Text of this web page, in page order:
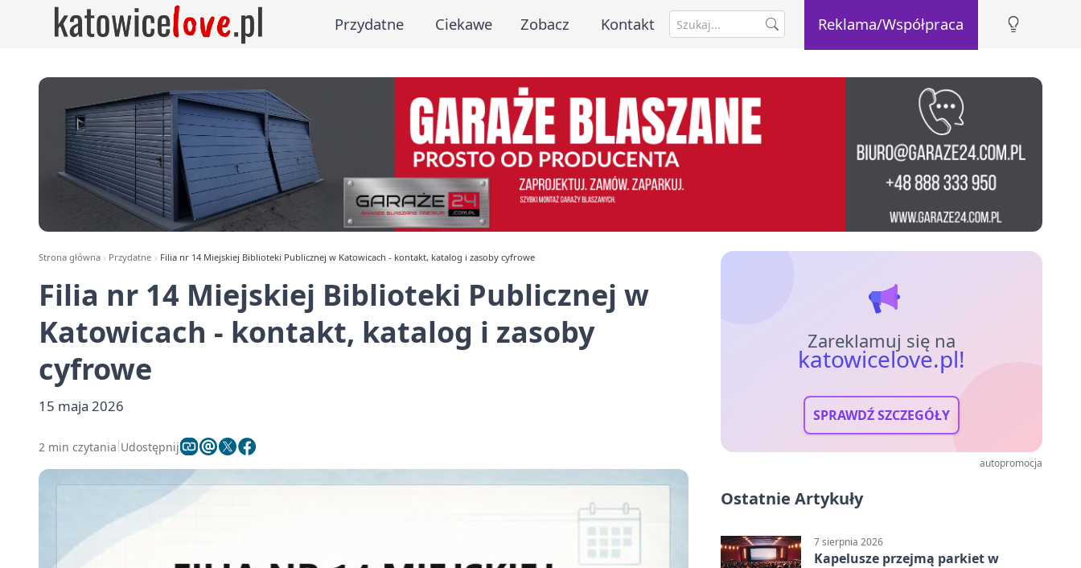
Przydatne Ciekawe Zobacz Kontakt Reklama/Współpraca
Strona główna Przydatne Filia nr 14 Miejskiej Biblioteki Publicznej w Katowicach - kontakt, katalog i zasoby cyfrowe
Filia nr 14 Miejskiej Biblioteki Publicznej w
Katowicach - kontakt, katalog i zasoby
cyfrowe
15 maja 2026
2 min czytania Udostępnij
Zareklamuj się na
katowicelove.pl!
SPRAWDŹ SZCZEGÓŁY
autopromocja
Ostatnie Artykuły
7 sierpnia 2026
Kapelusze przejmą parkiet w